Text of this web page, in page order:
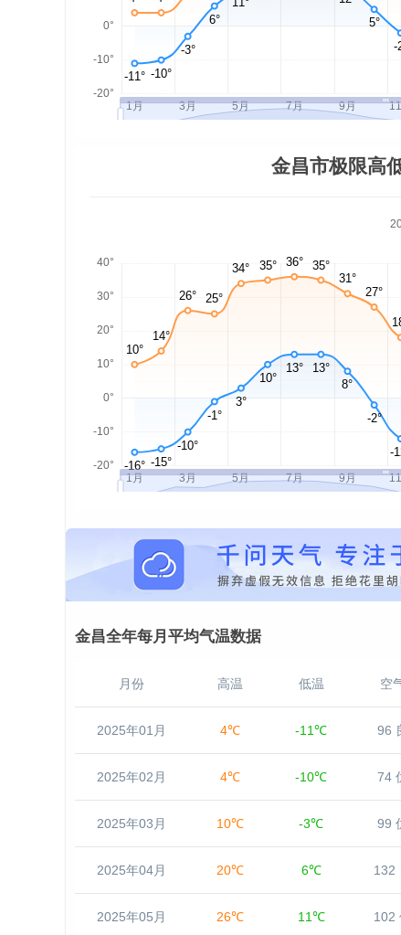
金昌市极限高
金昌全年每月平均气温数据
月份 高温 低温 空
2025年01月 4℃ -11℃ 96
2025年02月 4℃ -10℃ 74
2025年03月 10℃ -3℃ 99
2025年04月 20℃ 6℃ 132
2025年05月 26℃ 11℃ 102